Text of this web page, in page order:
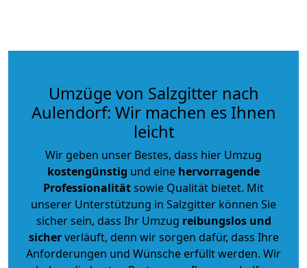
Umzüge von Salzgitter nach
Aulendorf: Wir machen es Ihnen
leicht
Wir geben unser Bestes, dass hier Umzug
kostengünstig und eine hervorragende
Professionalitätsowie Qualität bietet. Mit
unserer Unterstützung in Salzgitter können Sie
sicher sein, dass Ihr Umzug reibungslos und
sicherverläuft, denn wir sorgen dafür, dass Ihre
Anforderungen und Wünsche erfüllt werden. Wir